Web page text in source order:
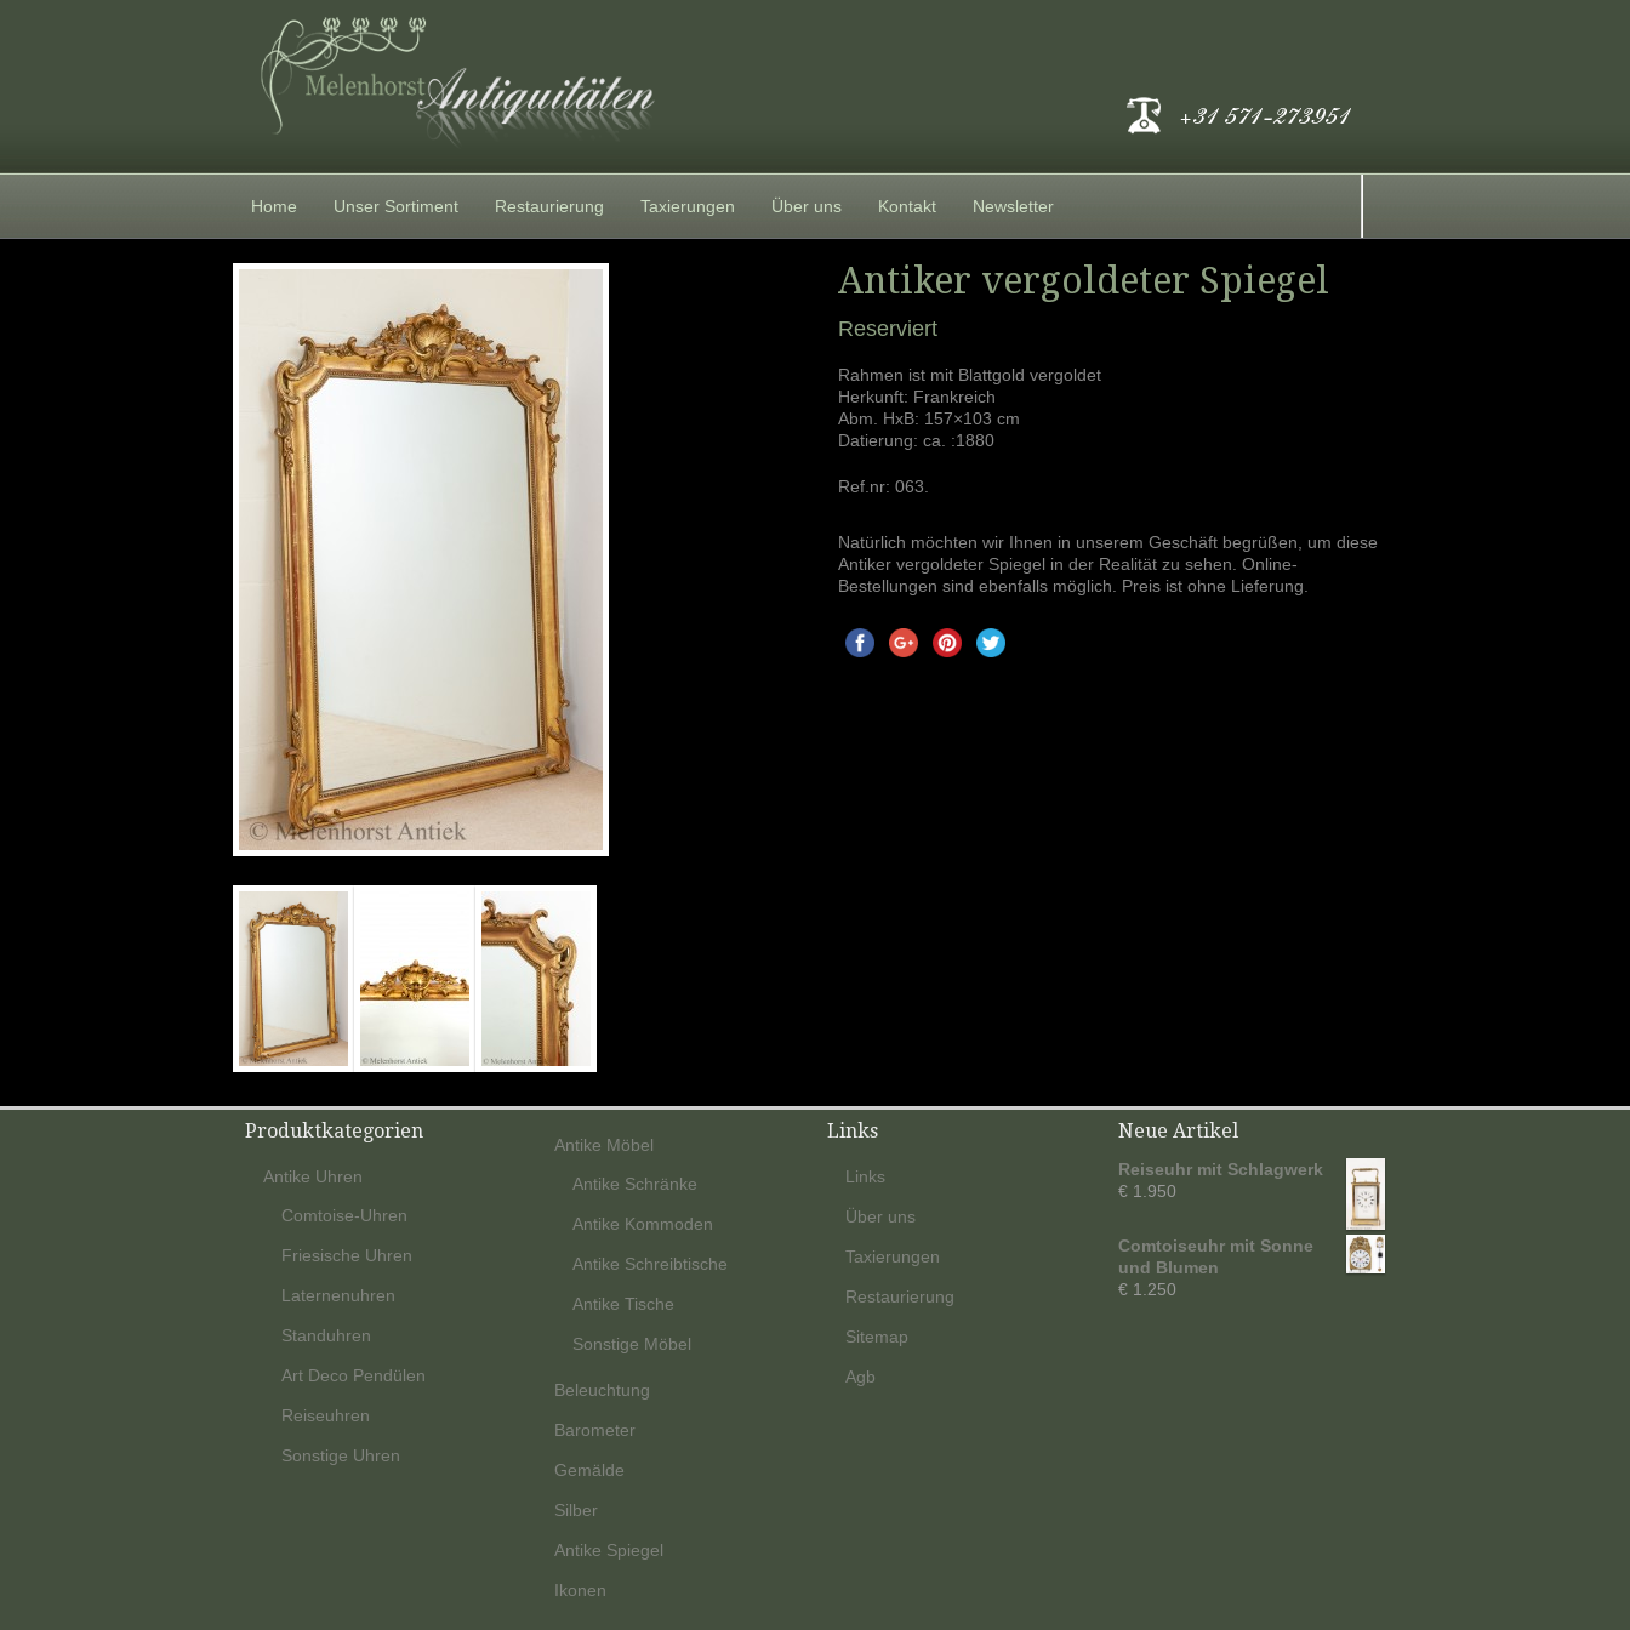
Home Unser Sortiment Restaurierung Taxierungen Über uns Kontakt Newsletter
Antiker vergoldeter Spiegel
Reserviert
Rahmen ist mit Blattgold vergoldet
Herkunft: Frankreich
Abm. HxB: 157×103 cm
Datierung: ca. :1880
Ref.nr:063
Natürlich möchten wir Ihnen in unserem Geschäft begrüßen, um diese
Antiker vergoldeter Spiegel in der Realität zu sehen. Online-
Bestellungen sind ebenfalls möglich. Preis ist ohne Lieferung.
Produktkategorien
Antike Uhren
Comtoise-Uhren
Friesische Uhren
Laternenuhren
Standuhren
Art Deco Pendülen
Reiseuhren
Sonstige Uhren
Antike Möbel
Antike Schränke
Antike Kommoden
Antike Schreibtische
Antike Tische
Sonstige Möbel
Beleuchtung
Barometer
Gemälde
Silber
Antike Spiegel
Ikonen
Links
Links
Über uns
Taxierungen
Restaurierung
Sitemap
Agb
Neue Artikel
Reiseuhr mit Schlagwerk
€ 1.950
Comtoiseuhr mit Sonne
und Blumen
€ 1.250